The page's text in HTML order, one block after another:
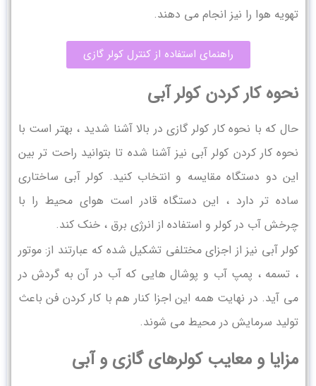
تهویه هوا را نیز انجام می دهند.
راهنمای استفاده از کنترل کولر گازی
نحوه کار کردن کولر آبی
حال که با نحوه کار کولر گازی در بالا آشنا شدید ، بهتر است با
نحوه کار کردن کولر آبی نیز آشنا شده تا بتوانید راحت تر بین
این دو دستگاه مقایسه و انتخاب کنید. کولر آبی ساختاری
ساده تر دارد ، این دستگاه قادر است هوای محیط را با
چرخش آب در کولر و استفاده از انرژی برق ، خنک کند.
کولر آبی نیز از اجزای مختلفی تشکیل شده که عبارتند از: موتور
، تسمه ، پمپ آب و پوشال هایی که آب در آن به گردش در
می آید. در نهایت همه این اجزا کنار هم با کار کردن فن باعث
تولید سرمایش در محیط می شوند.
مزایا و معایب کولرهای گازی و آبی